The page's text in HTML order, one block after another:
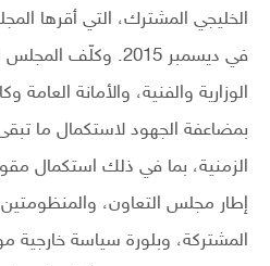
في ديسمبر 2015. وكلّف
الوزارية والفنية، والأمانة العامة
بمضاعفة الجهود لاستكمال ما
الزمنية، بما في ذلك استكمال
إطار مجلس التعاون، والمنظومتين
المشتركة، وبلورة سياسة